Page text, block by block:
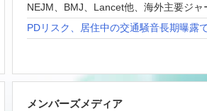
NEJM、BMJ、Lancet他、海外主要ジャ
PDリスク、居住中の交通騒音長期曝露
メンバーズメディア